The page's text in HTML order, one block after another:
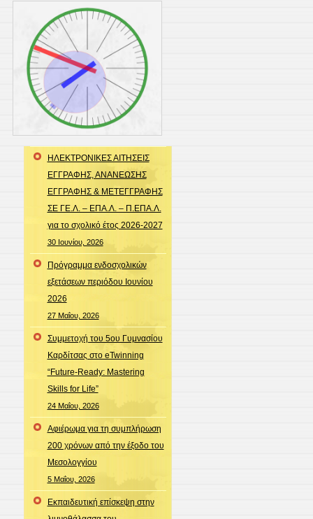
ΗΛΕΚΤΡΟΝΙΚΕΣ ΑΙΤΗΣΕΙΣ
ΕΓΓΡΑΦΗΣ, ΑΝΑΝΕΩΣΗΣ
ΕΓΓΡΑΦΗΣ & ΜΕΤΕΓΓΡΑΦΗΣ
ΣΕ ΓΕ.Λ. – ΕΠΑ.Λ. – Π.ΕΠΑ.Λ.
για το σχολικό έτος 2026-2027
30 Ιουνίου, 2026
Πρόγραμμα ενδοσχολικών
εξετάσεων περιόδου Ιουνίου
2026
27 Μαΐου, 2026
Συμμετοχή του 5ου Γυμνασίου
Καρδίτσας στο eTwinning
“Future-Ready: Mastering
Skills for Life”
24 Μαΐου, 2026
Αφιέρωμα για τη συμπλήρωση
200 χρόνων από την έξοδο του
Μεσολογγίου
5 Μαΐου, 2026
Εκπαιδευτική επίσκεψη στην